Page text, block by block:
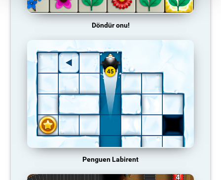
Döndür onu!
Penguen Labirent